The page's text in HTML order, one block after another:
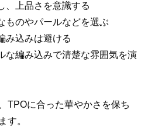
、上品さを意識する
ものやパールなどを選ぶ
み込みは避ける
な編み込みで清楚な雰囲気を演
TPOに合った華やかさを保ち
す。